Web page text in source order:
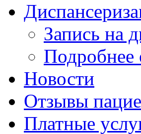
Запись на
Подробнее
Новости
Отзывы
Платные